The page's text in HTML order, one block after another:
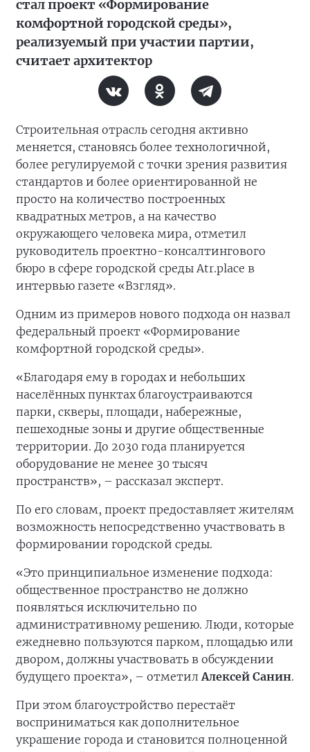
стал проект «Формирование
комфортной городской среды»,
реализуемый при участии партии,
считает архитектор
Строительная отрасль сегодня активно
меняется, становясь более технологичной,
более регулируемой с точки зрения развития
стандартов и более ориентированной не
просто на количество построенных
квадратных метров, а на качество
окружающего человека мира, отметил
руководитель проектно-консалтингового
бюро в сфере городской среды Atr.place в
интервью газете «Взгляд».
Одним из примеров нового подхода он назвал
федеральный проект «Формирование
комфортной городской среды».
«Благодаря ему в городах и небольших
населённых пунктах благоустраиваются
парки, скверы, площади, набережные,
пешеходные зоны и другие общественные
территории. До 2030 года планируется
оборудование не менее 30 тысяч
пространств», – рассказал эксперт.
По его словам, проект предоставляет жителям
возможность непосредственно участвовать в
формировании городской среды.
«Это принципиальное изменение подхода:
общественное пространство не должно
появляться исключительно по
административному решению. Люди, которые
ежедневно пользуются парком, площадью или
двором, должны участвовать в обсуждении
будущего проекта», – отметилАлексей Санин.
При этом благоустройство перестаёт
восприниматься как дополнительное
украшение города и становится полноценной